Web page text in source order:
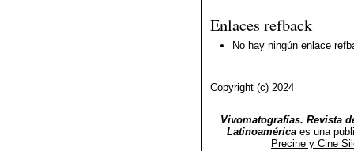
Enlaces refback
No hay ningún enlace
Copyright (c) 2024
Vivomatografías. Revista
Latinoamérica es una
Precine y Cine